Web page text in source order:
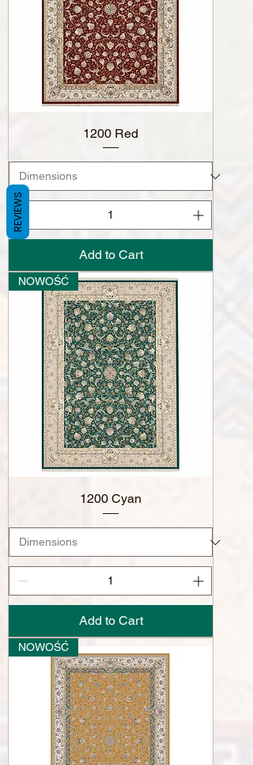
1200 Red
Add to Cart
NOWOŚĆ
1200 Cyan
Add to Cart
NOWOŚĆ
REVIEWS